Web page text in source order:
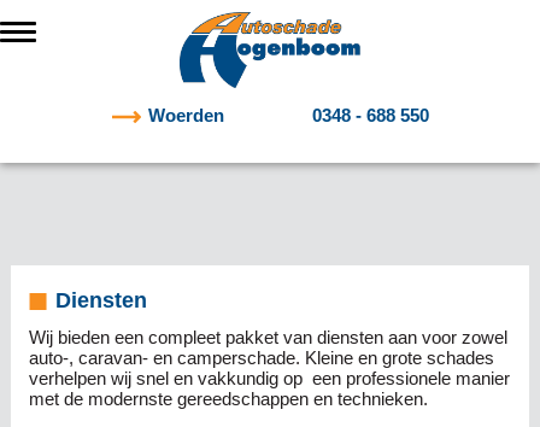
Woerden 0348 - 688 550
Diensten
Wij bieden een compleet pakket van diensten aan voor zowel
auto-, caravan- en camperschade. Kleine en grote schades
verhelpen wij snel en vakkundig op een professionele manier
met de modernste gereedschappen en technieken.